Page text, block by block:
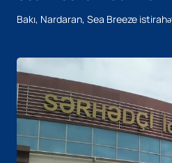
Bakı, Nardaran, Sea Breeze